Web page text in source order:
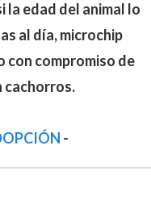
la edad del animal lo
al día, microchip
compromiso de
cachorros.
-